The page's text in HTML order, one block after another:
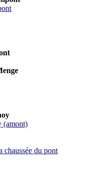
(amont)
chaussée du pont